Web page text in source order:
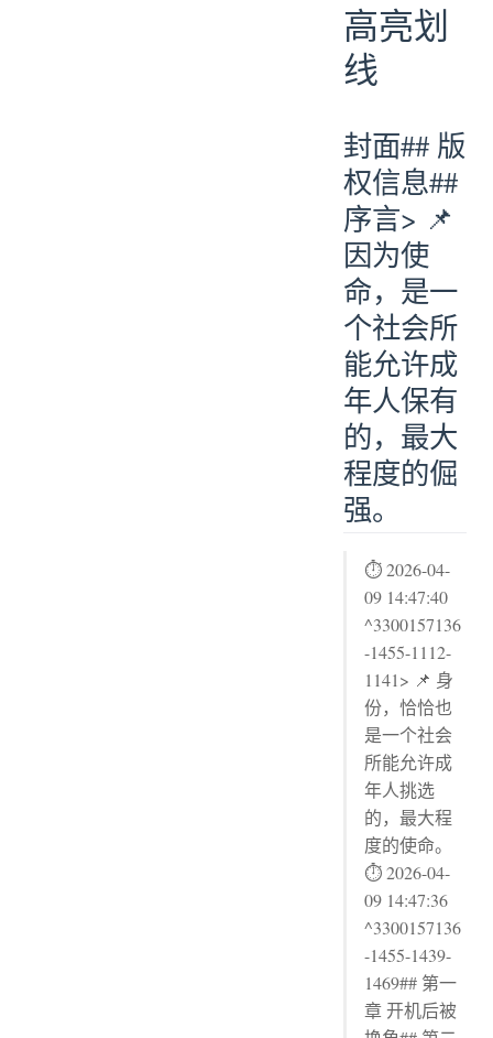
高亮划
线
封面## 版
权信息##
序言> 📌
因为使
命，是一
个社会所
能允许成
年人保有
的，最大
程度的倔
强。
⏱ 2026-04-
09 14:47:40
^3300157136
-1455-1112-
1141> 📌 身
份，恰恰也
是一个社会
所能允许成
年人挑选
的，最大程
度的使命。
⏱ 2026-04-
09 14:47:36
^3300157136
-1455-1439-
1469## 第一
章 开机后被